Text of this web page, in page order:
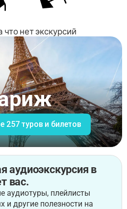
что нет экскурсий
257 туров и билетов
аудиоэкскурсия в
вас.
аудиотуры, плейлисты
и другие полезности на